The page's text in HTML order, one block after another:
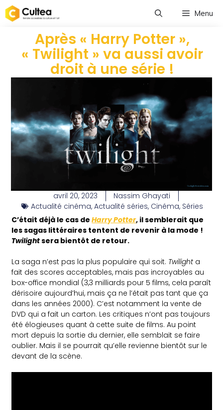
Menu
Après « Harry Potter »,
« Twilight » va aussi avoir
droit à une série !
avril 20, 2023
Nassim Ghayati
Actualité cinéma, Actualité séries, Cinéma, Séries
C’était déjà le cas deHarry Potter, il semblerait que
les sagas littéraires tentent de revenir à la mode !
Twilightsera bientôt de retour.
La saga n’est pas la plus populaire qui soit. Twilight a
fait des scores acceptables, mais pas incroyables au
box-office mondial (3,3 milliards pour 5 films, cela paraît
dérisoire aujourd’hui, mais ça ne l’était pas tant que ça
dans les années 2000). C’est notamment la vente de
DVD qui a fait un carton. Les critiques n’ont pas toujours
été élogieuses quant à cette suite de films. Au point
mort depuis la sortie du dernier, elle semblait se faire
oublier. Mais il se pourrait qu’elle revienne bientôt sur le
devant de la scène.